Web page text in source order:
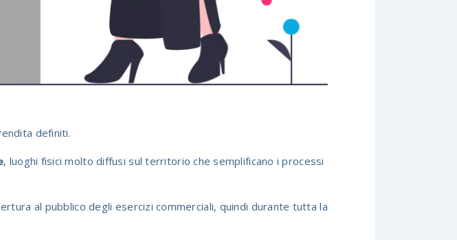
definiti.
, luoghi fisici molto diffusi sul territorio che semplificano i processi
al pubblico degli esercizi commerciali, quindi durante tutta la